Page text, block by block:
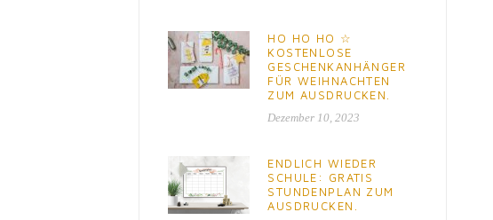
HO HO HO ☆
KOSTENLOSE
GESCHENKANHÄNGER
FÜR WEIHNACHTEN
ZUM AUSDRUCKEN.
Dezember 10, 2023
ENDLICH WIEDER
SCHULE: GRATIS
STUNDENPLAN ZUM
AUSDRUCKEN.